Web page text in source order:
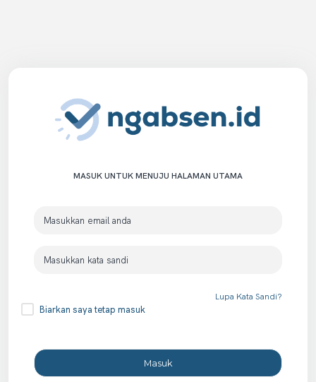
MASUK UNTUK MENUJU HALAMAN UTAMA
Biarkan saya tetap masuk
Lupa Kata Sandi?
Masuk